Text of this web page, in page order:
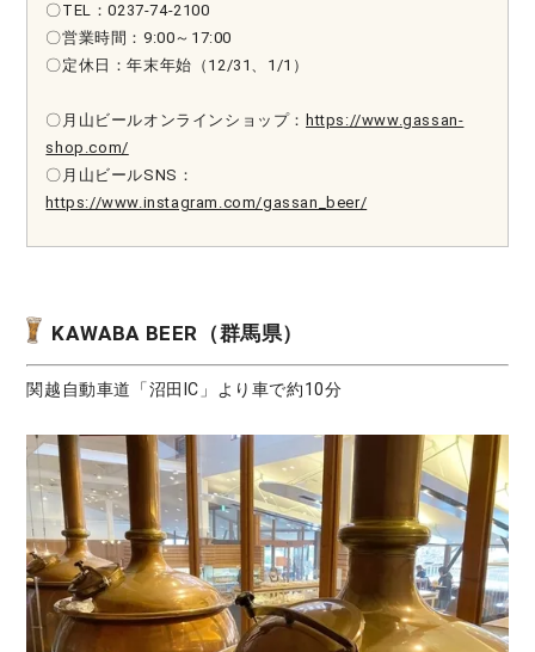
〇TEL：0237-74-2100
〇営業時間：9:00～17:00
〇定休日：年末年始（12/31、1/1）
〇月山ビールオンラインショップ： https://www.gassan-
shop.com/
〇月山ビールSNS：
https://www.instagram.com/gassan_beer/
KAWABA BEER（群馬県）
関越自動車道「沼田IC」より車で約10分